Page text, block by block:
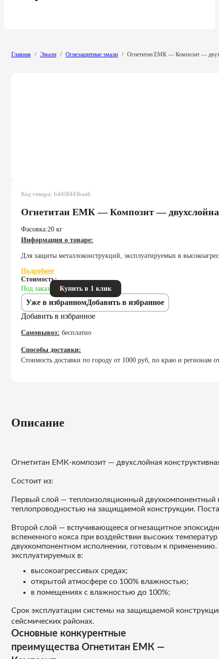
Главная / Эмали / Огнезащитные эмали / Огнетитан ЕМК — Композит —
Код товара: bd450443baa6
Огнетитан ЕМК — Композит —
Фасовка:20 кг
Информация о товаре:
Для защиты металлоконструкций, эксплуатируемых в
Подробнее
Стоимость:
Под заказ
Купить в 1 клик
Добавить в избранное
Уже в избранном
Добавить в избранное
Самовывоз: бесплатно
Способы доставки:
Стоимость доставки по городу от 1000 руб, по краю и регионам
Описание
Огнетитан ЕMК-композит — двухслойная
Состоит из:
Первый слой — теплоизоляционный двухкомпонентный
теплопроводностью на защищаемой конструкции.
Второй слой — вспучивающееся огнезащитное
вспененного кокса при воздействии высоких
двухкомпонентном исполнении, готовым к
эксплуатируемых в:
высокоагрессивых средах;
открытой атмосфере со 100% влажностью;
в помещениях с влажностью до 100%;
Срок эксплуатации системы на защищаемой
сейсмических районах.
Основные конкурентные
преимущества Огнетитан ЕМК —